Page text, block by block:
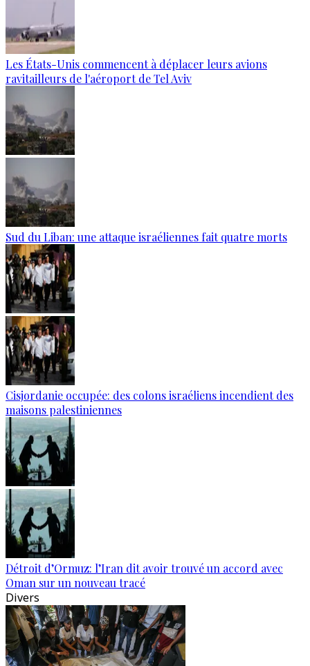
Les États-Unis commencent à déplacer leurs avions
ravitailleurs de l'aéroport de Tel Aviv
Sud du Liban: une attaque israéliennes fait quatre morts
Cisjordanie occupée: des colons israéliens incendient des
maisons palestiniennes
Détroit d’Ormuz: l’Iran dit avoir trouvé un accord avec
Oman sur un nouveau tracé
Divers